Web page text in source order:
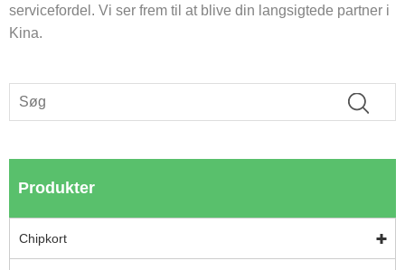
servicefordel. Vi ser frem til at blive din langsigtede partner i
Kina.
Produkter
Chipkort